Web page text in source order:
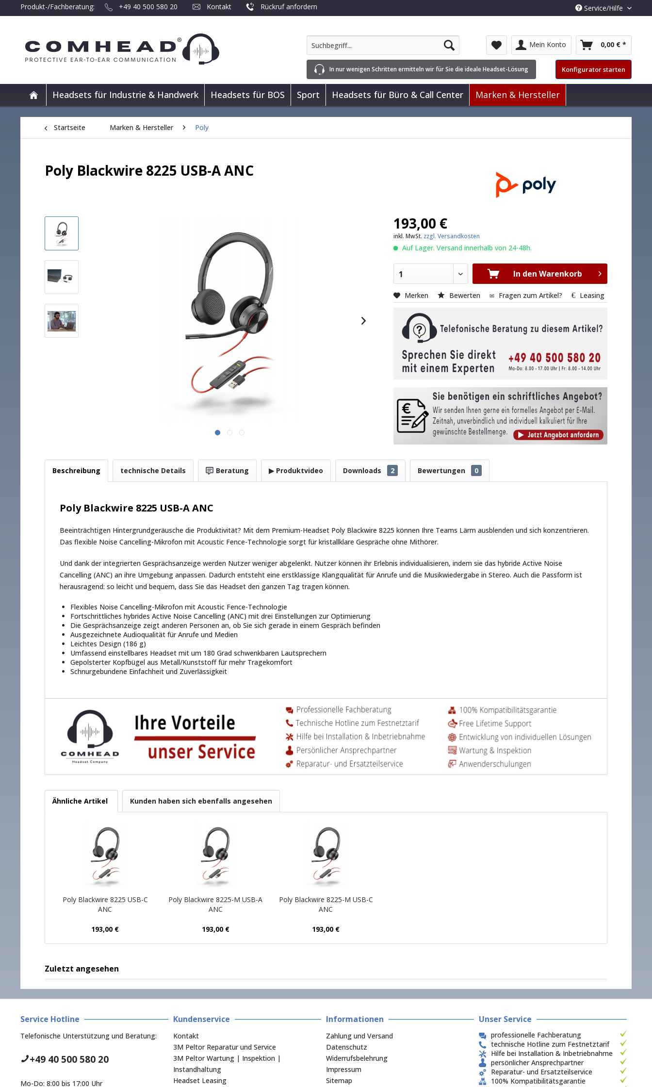
Produkt-/Fachberatung: +49 40 500 580 20 Kontakt Rückruf anfordern Service/Hilfe
Mein Konto 0,00 € *
In nur wenigen Schritten ermitteln wir für Sie die ideale Headset-Lösung Konfigurator starten
Headsets für Industrie & Handwerk Headsets für BOS Sport Headsets für Büro & Call Center Marken & Hersteller
Startseite Marken & Hersteller Poly
Poly Blackwire 8225 USB-A ANC
193,00 €
inkl. MwSt. zzgl. Versandkosten
Auf Lager. Versand innerhalb von 24-48h.
1 In den Warenkorb
Merken Bewerten Fragen zum Artikel? Leasing
Beschreibung technische Details Beratung ▶ Produktvideo Downloads 2 Bewertungen 0
Poly Blackwire 8225 USB-A ANC
Beeinträchtigen Hintergrundgeräusche die Produktivität? Mit dem Premium-Headset Poly Blackwire 8225 können Ihre Teams Lärm ausblenden und sich konzentrieren.
Das flexible Noise Cancelling-Mikrofon mit Acoustic Fence-Technologie sorgt für kristallklare Gespräche ohne Mithörer.
Und dank der integrierten Gesprächsanzeige werden Nutzer weniger abgelenkt. Nutzer können ihr Erlebnis individualisieren, indem sie das hybride Active Noise
Cancelling (ANC) an ihre Umgebung anpassen. Dadurch entsteht eine erstklassige Klangqualität für Anrufe und die Musikwiedergabe in Stereo. Auch die Passform ist
herausragend: so leicht und bequem, dass Sie das Headset den ganzen Tag tragen können.
Flexibles Noise Cancelling-Mikrofon mit Acoustic Fence-Technologie
Fortschrittliches hybrides Active Noise Cancelling (ANC) mit drei Einstellungen zur Optimierung
Die Gesprächsanzeige zeigt anderen Personen an, ob Sie sich gerade in einem Gespräch befinden
Ausgezeichnete Audioqualität für Anrufe und Medien
Leichtes Design (186 g)
Umfassend einstellbares Headset mit um 180 Grad schwenkbaren Lautsprechern
Gepolsterter Kopfbügel aus Metall/Kunststoff für mehr Tragekomfort
Schnurgebundene Einfachheit und Zuverlässigkeit
Ähnliche Artikel Kunden haben sich ebenfalls angesehen
Poly Blackwire 8225 USB-C
ANC
193,00 €
Poly Blackwire 8225-M USB-A
ANC
193,00 €
Poly Blackwire 8225-M USB-C
ANC
193,00 €
Zuletzt angesehen
Service Hotline
Telefonische Unterstützung und Beratung:
+49 40 500 580 20
Mo-Do: 8:00 bis 17:00 Uhr
Kundenservice
Kontakt
3M Peltor Reparatur und Service
3M Peltor Wartung | Inspektion |
Instandhaltung
Headset Leasing
Informationen
Zahlung und Versand
Datenschutz
Widerrufsbelehrung
Impressum
Sitemap
Unser Service
professionelle Fachberatung
technische Hotline zum Festnetztarif
Hilfe bei Installation & Inbetriebnahme
persönlicher Ansprechpartner
Reparatur- und Ersatzteilservice
100% Kompatibilitätsgarantie